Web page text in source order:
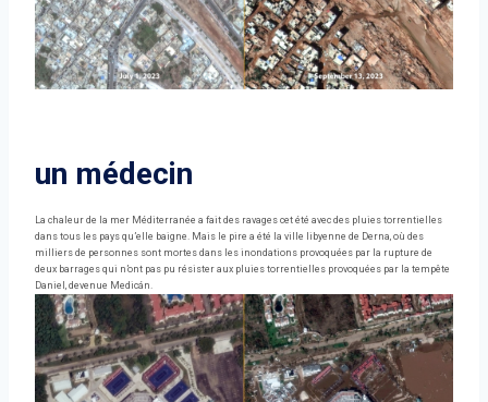
un médecin
La chaleur de la mer Méditerranée a fait des ravages cet été avec des pluies torrentielles
dans tous les pays qu’elle baigne. Mais le pire a été la ville libyenne de Derna, où des
milliers de personnes sont mortes dans les inondations provoquées par la rupture de
deux barrages qui n’ont pas pu résister aux pluies torrentielles provoquées par la tempête
Daniel, devenue Medicán.